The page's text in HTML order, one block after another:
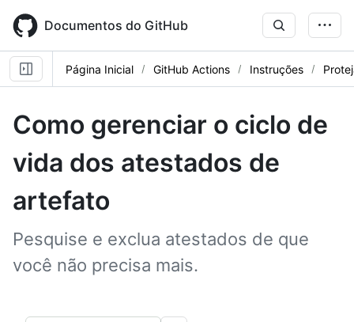
main
content
Documentos do GitHub
Página Inicial GitHub Actions Instruções
Como gerenciar o ciclo de
vida dos atestados de
artefato
Pesquise e exclua atestados de que
você não precisa mais.